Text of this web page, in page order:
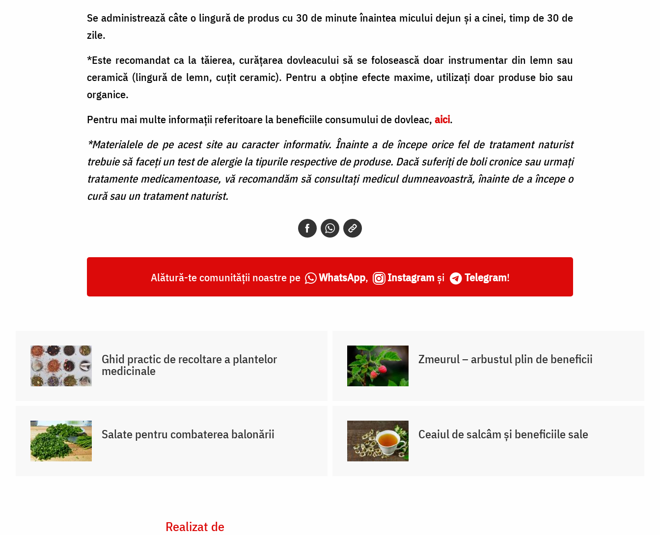
Se administrează câte o lingură de produs cu 30 de minute înaintea micului dejun și a cinei, timp de 30 de
zile.
*Este recomandat ca la tăierea, curățarea dovleacului să se folosească doar instrumentar din lemn sau
ceramică (lingură de lemn, cuțit ceramic). Pentru a obține efecte maxime, utilizați doar produse bio sau
organice.
Pentru mai multe informații referitoare la beneficiile consumului de dovleac, aici.
*Materialele de pe acest site au caracter informativ. Înainte a de începe orice fel de tratament naturist
trebuie să faceți un test de alergie la tipurile respective de produse. Dacă suferiți de boli cronice sau urmați
tratamente medicamentoase, vă recomandăm să consultați medicul dumneavoastră, înainte de a începe o
cură sau un tratament naturist.
Alătură-te comunității noastre pe WhatsApp, Instagram și Telegram!
Ghid practic de recoltare a plantelor
medicinale
Zmeurul – arbustul plin de beneficii
Salate pentru combaterea balonării Ceaiul de salcâm și beneficiile sale
Realizat de